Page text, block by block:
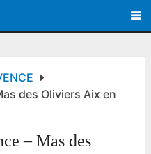
des Oliviers Aix en
– Mas des